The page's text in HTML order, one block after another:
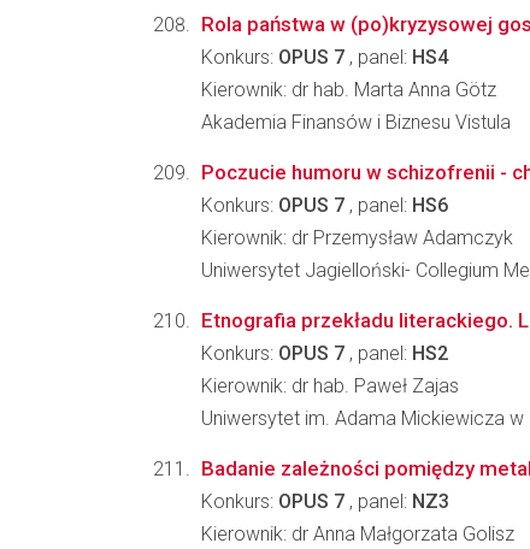
Rola państwa w (po)kryzysowej
Konkurs: OPUS 7 , panel: HS4
Kierownik: dr hab. Marta Anna Götz
Akademia Finansów i Biznesu Vistula
Poczucie humoru w schizofrenii -
Konkurs: OPUS 7 , panel: HS6
Kierownik: dr Przemysław Adamczyk
Uniwersytet Jagielloński- Collegium
Etnografia przekładu literackiego.
Konkurs: OPUS 7 , panel: HS2
Kierownik: dr hab. Paweł Zajas
Uniwersytet im. Adama Mickiewicza w
Badanie zależności pomiędzy
Konkurs: OPUS 7 , panel: NZ3
Kierownik: dr Anna Małgorzata Golisz